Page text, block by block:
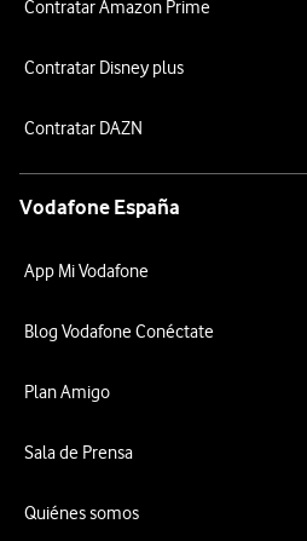
Contratar Amazon Prime
Contratar Disney plus
Contratar DAZN
Vodafone España
App Mi Vodafone
Blog Vodafone Conéctate
Plan Amigo
Sala de Prensa
Quiénes somos